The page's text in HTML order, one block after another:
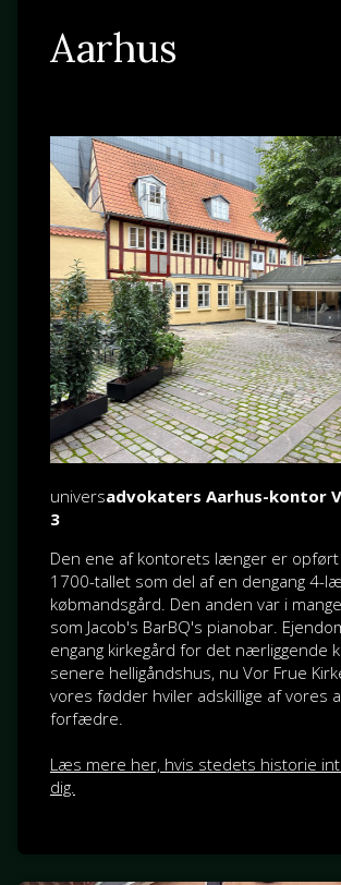
Aarhus
universadvokaters Aarhus-kontor
3
Den ene af kontorets længer er
1700-tallet som del af en dengang 4-
købmandsgård. Den anden var i
som Jacob's BarBQ's pianobar.
engang kirkegård for det nærliggende
senere helligåndshus, nu Vor Frue
vores fødder hviler adskillige af vores
forfædre.
Læs mere her, hvis stedets historie
dig.